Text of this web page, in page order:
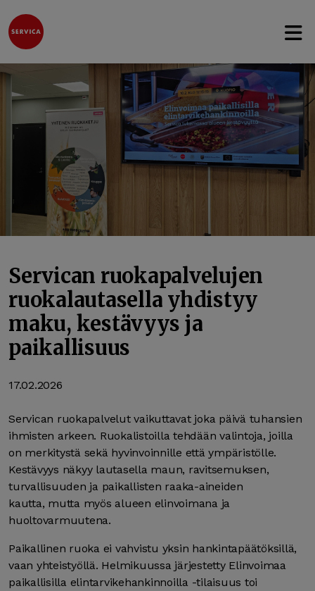
Hyppää sisältöön
Avaa
Servican ruokapalvelujen
ruokalautasella yhdistyy
maku, kestävyys ja
paikallisuus
17.02.2026
Servican ruokapalvelut vaikuttavat joka päivä tuhansien
ihmisten arkeen. Ruokalistoilla tehdään valintoja, joilla
on merkitystä sekä hyvinvoinnille että ympäristölle.
Kestävyys näkyy lautasella maun, ravitsemuksen,
turvallisuuden ja paikallisten raaka-aineiden
kautta, mutta myös alueen elinvoimana ja
huoltovarmuutena.
Paikallinen ruoka ei vahvistu yksin hankintapäätöksillä,
vaan yhteistyöllä. Helmikuussa järjestetty Elinvoimaa
paikallisilla elintarvikehankinnoilla -tilaisuus toi